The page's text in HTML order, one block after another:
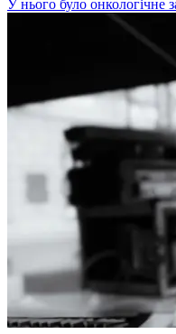
У нього було онкологічне